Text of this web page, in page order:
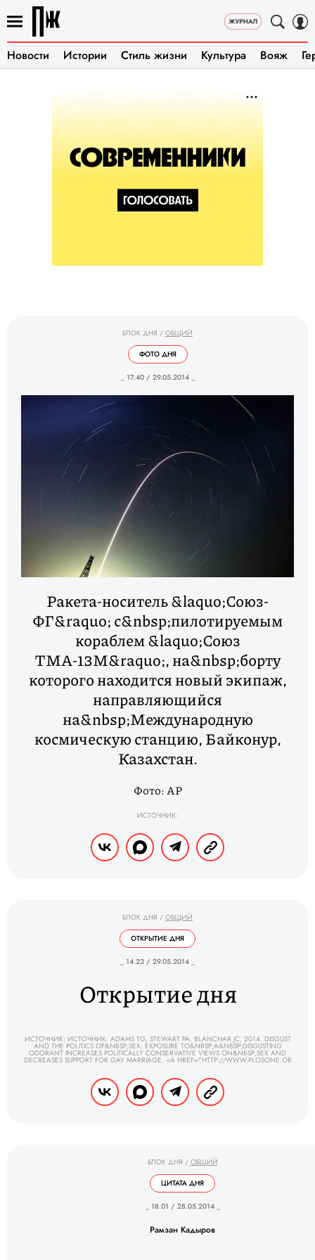
Новости Истории Стиль жизни Культура Вояж
БЛОК ДНЯ / ОБЩИЙ
ФОТО ДНЯ
_ 17.40 / 29.05.2014 _
Ракета-носитель &laquo;Союз-
ФГ&raquo; с&nbsp;пилотируемым
кораблем &laquo;Союз
ТМА-13М&raquo;, на&nbsp;борту
которого находится новый экипаж,
направляющийся
на&nbsp;Международную
космическую станцию, Байконур,
Казахстан.
Фото: AP
ИСТОЧНИК:
БЛОК ДНЯ / ОБЩИЙ
ОТКРЫТИЕ ДНЯ
_ 14.23 / 29.05.2014 _
Открытие дня
ИСТОЧНИК: ИСТОЧНИК: ADAMS TG, STEWART PA, BLANCHAR JC, 2014. DISGUST
AND THE POLITICS OF&NBSP;SEX: EXPOSURE TO&NBSP;A&NBSP;DISGUSTING
ODORANT INCREASES POLITICALLY CONSERVATIVE VIEWS ON&NBSP;SEX AND
DECREASES SUPPORT FOR GAY MARRIAGE. <A HREF="HTTP://WWW.PLOSONE.OR
БЛОК ДНЯ / ОБЩИЙ
ЦИТАТА ДНЯ
_ 18.01 / 28.05.2014 _
Рамзан Кадыров